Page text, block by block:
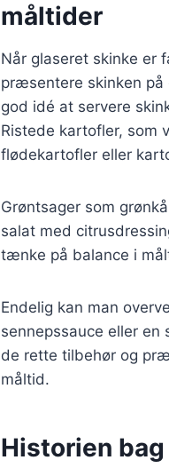
måltider
Når glaseret skinke er
præsentere skinken
god idé at servere
Ristede kartofler, som
flødekartofler eller
Grøntsager som
salat med
tænke på balance i
Endelig kan man
sennepssauce eller
de rette tilbehør og
måltid.
Historien